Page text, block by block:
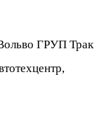
ГРУП Трак